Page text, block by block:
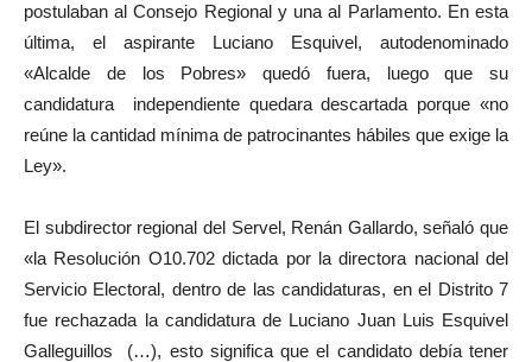
postulaban al Consejo Regional y una al Parlamento. En esta
última, el aspirante Luciano Esquivel, autodenominado
«Alcalde de los Pobres» quedó fuera, luego que su
candidatura independiente quedara descartada porque «no
reúne la cantidad mínima de patrocinantes hábiles que exige la
Ley».
El subdirector regional del Servel, Renán Gallardo, señaló que
«la Resolución O10.702 dictada por la directora nacional del
Servicio Electoral, dentro de las candidaturas, en el Distrito 7
fue rechazada la candidatura de Luciano Juan Luis Esquivel
Galleguillos (…), esto significa que el candidato debía tener